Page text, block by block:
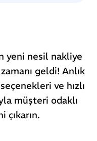
yeni nesil nakliye
geldi! Anlık
ve hızlı
müşteri odaklı
çıkarın.